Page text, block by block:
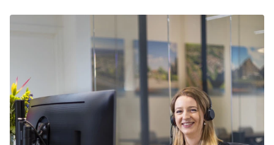
Herpen op tijd te boeken, zodat je zeker bent van